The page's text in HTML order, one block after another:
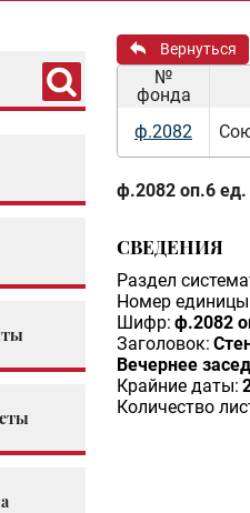
Вернуться
№
фонда
ф.2082
ф.2082 оп.6 ед.
СВЕДЕНИЯ
Раздел
Номер единицы
Шифр: ф.2082
Заголовок:
Вечернее
Крайние даты:
Количество